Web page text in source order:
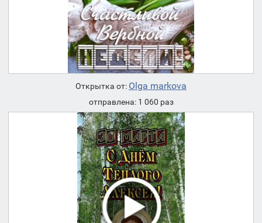
Открытка от: Olga markova
отправлена: 1 060 раз